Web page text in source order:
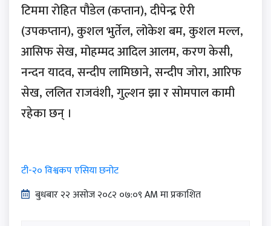
टिममा रोहित पौडेल (कप्तान), दीपेन्द्र ऐरी
(उपकप्तान), कुशल भुर्तेल, लोकेश बम, कुशल मल्ल,
आसिफ सेख, मोहम्मद आदिल आलम, करण केसी,
नन्दन यादव, सन्दीप लामिछाने, सन्दीप जोरा, आरिफ
सेख, ललित राजवंशी, गुल्शन झा र सोमपाल कामी
रहेका छन् ।
टी-२० विश्वकप एसिया छनोट
बुधबार २२ असोज २०८२ ०७:०९ AM मा प्रकाशित